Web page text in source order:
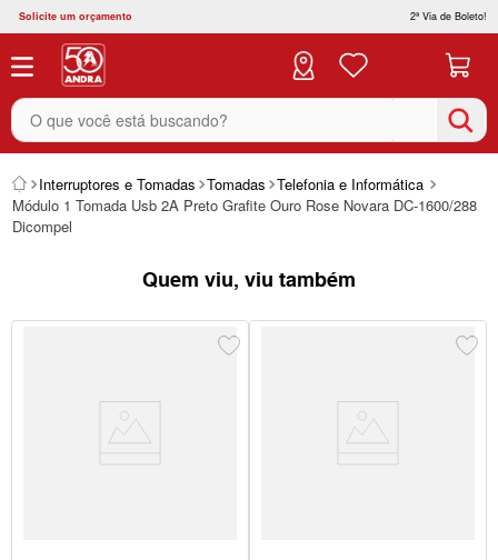
Solicite um orçamento 2ª Via de Boleto!
O que você está buscando?
Interruptores e Tomadas Tomadas Telefonia e Informática
Módulo 1 Tomada Usb 2A Preto Grafite Ouro Rose Novara DC-1600/288
Dicompel
Quem viu, viu também